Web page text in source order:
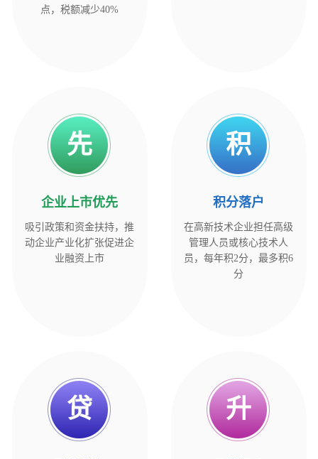
点，税额减少40%
先
企业上市优先
吸引政策和资金扶持，推
动企业产业化扩张促进企
业融资上市
积
积分落户
在高新技术企业担任高级
管理人员或核心技术人
员，每年积2分，最多积6
分
贷 升